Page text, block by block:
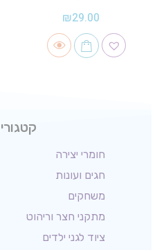
₪29.00
חומרי יצירה
חגים ועונות
משחקים
מתקני חצר וריהוט
ציוד לגני ילדים